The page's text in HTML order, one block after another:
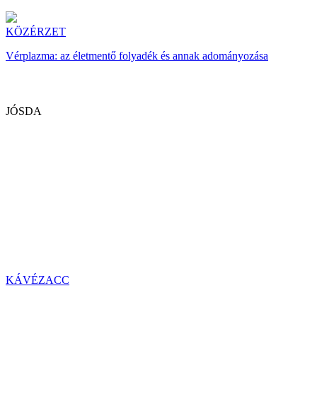
KÖZÉRZET
Vérplazma: az életmentő folyadék és annak adományozása
JÓSDA
KÁVÉZACC